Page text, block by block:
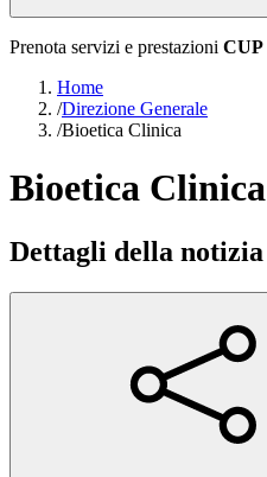
Prenota servizi e prestazioni CUP
Home
/Direzione Generale
/Bioetica Clinica
Bioetica Clinica
Dettagli della notizia